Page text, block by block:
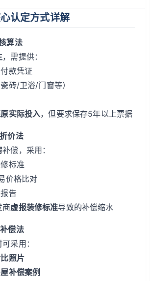
认定方式详解
算法
，需提供：
款凭证
砖/卫浴/门窗等）
实际投入，但要求保存5年以上票据
价法
补偿，采用：
标准
价格比对
告
商虚报装修标准导致的补偿缩水
偿法
采用：
照片
补偿案例